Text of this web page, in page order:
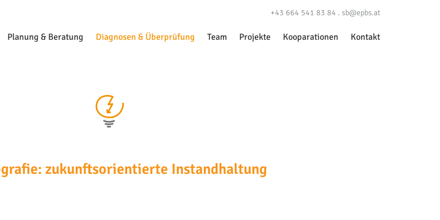
+43 664 541 83 84 . sb@epbs.at
Planung & Beratung Diagnosen & Überprüfung Team Projekte Kooparationen Kontakt
zukunftsorientierte Instandhaltung